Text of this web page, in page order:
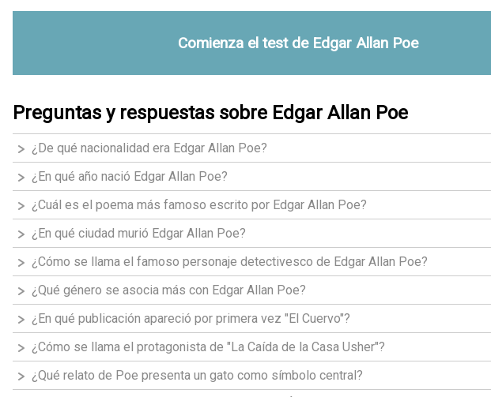
Comienza el test de Edgar Allan Poe
Preguntas y respuestas sobre Edgar Allan Poe
¿De qué nacionalidad era Edgar Allan Poe?
¿En qué año nació Edgar Allan Poe?
¿Cuál es el poema más famoso escrito por Edgar Allan Poe?
¿En qué ciudad murió Edgar Allan Poe?
¿Cómo se llama el famoso personaje detectivesco de Edgar Allan Poe?
¿Qué género se asocia más con Edgar Allan Poe?
¿En qué publicación apareció por primera vez "El Cuervo"?
¿Cómo se llama el protagonista de "La Caída de la Casa Usher"?
¿Qué relato de Poe presenta un gato como símbolo central?